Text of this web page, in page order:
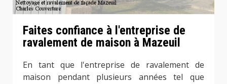
Faites confiance à l'entreprise de
ravalement de maison à Mazeuil
En tant que l'entreprise de ravalement de
maison pendant plusieurs années tel que